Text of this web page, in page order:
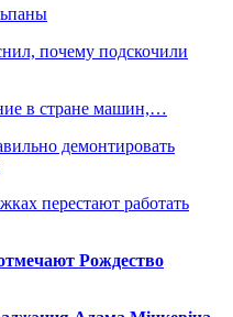
почему подскочили
в стране машин,…
демонтировать
перестают работать
Рождество